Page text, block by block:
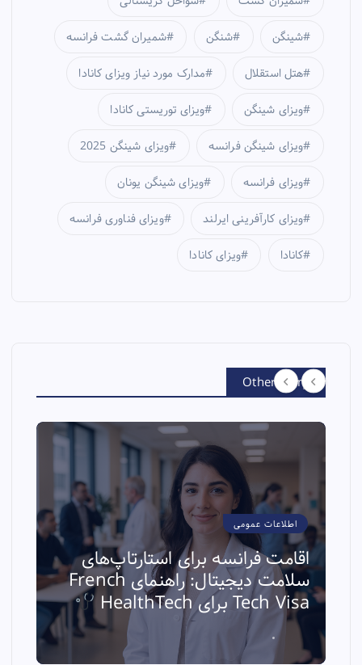
شمیران گشت فرانسه شنگن شینگن
مدارک مورد نیاز ویزای کانادا هتل استقلال
ویزای توریستی کانادا ویزای شینگن
ویزای شینگن 2025 ویزای شینگن فرانسه
ویزای شینگن یونان ویزای فرانسه
ویزای فناوری فرانسه ویزای کارآفرینی ایرلند
ویزای کانادا کانادا
Other Story
اطلاعات عمومی
اقامت فرانسه برای استارتاپ‌های
سلامت دیجیتال: راهنمای French
Tech Visa برای HealthTech